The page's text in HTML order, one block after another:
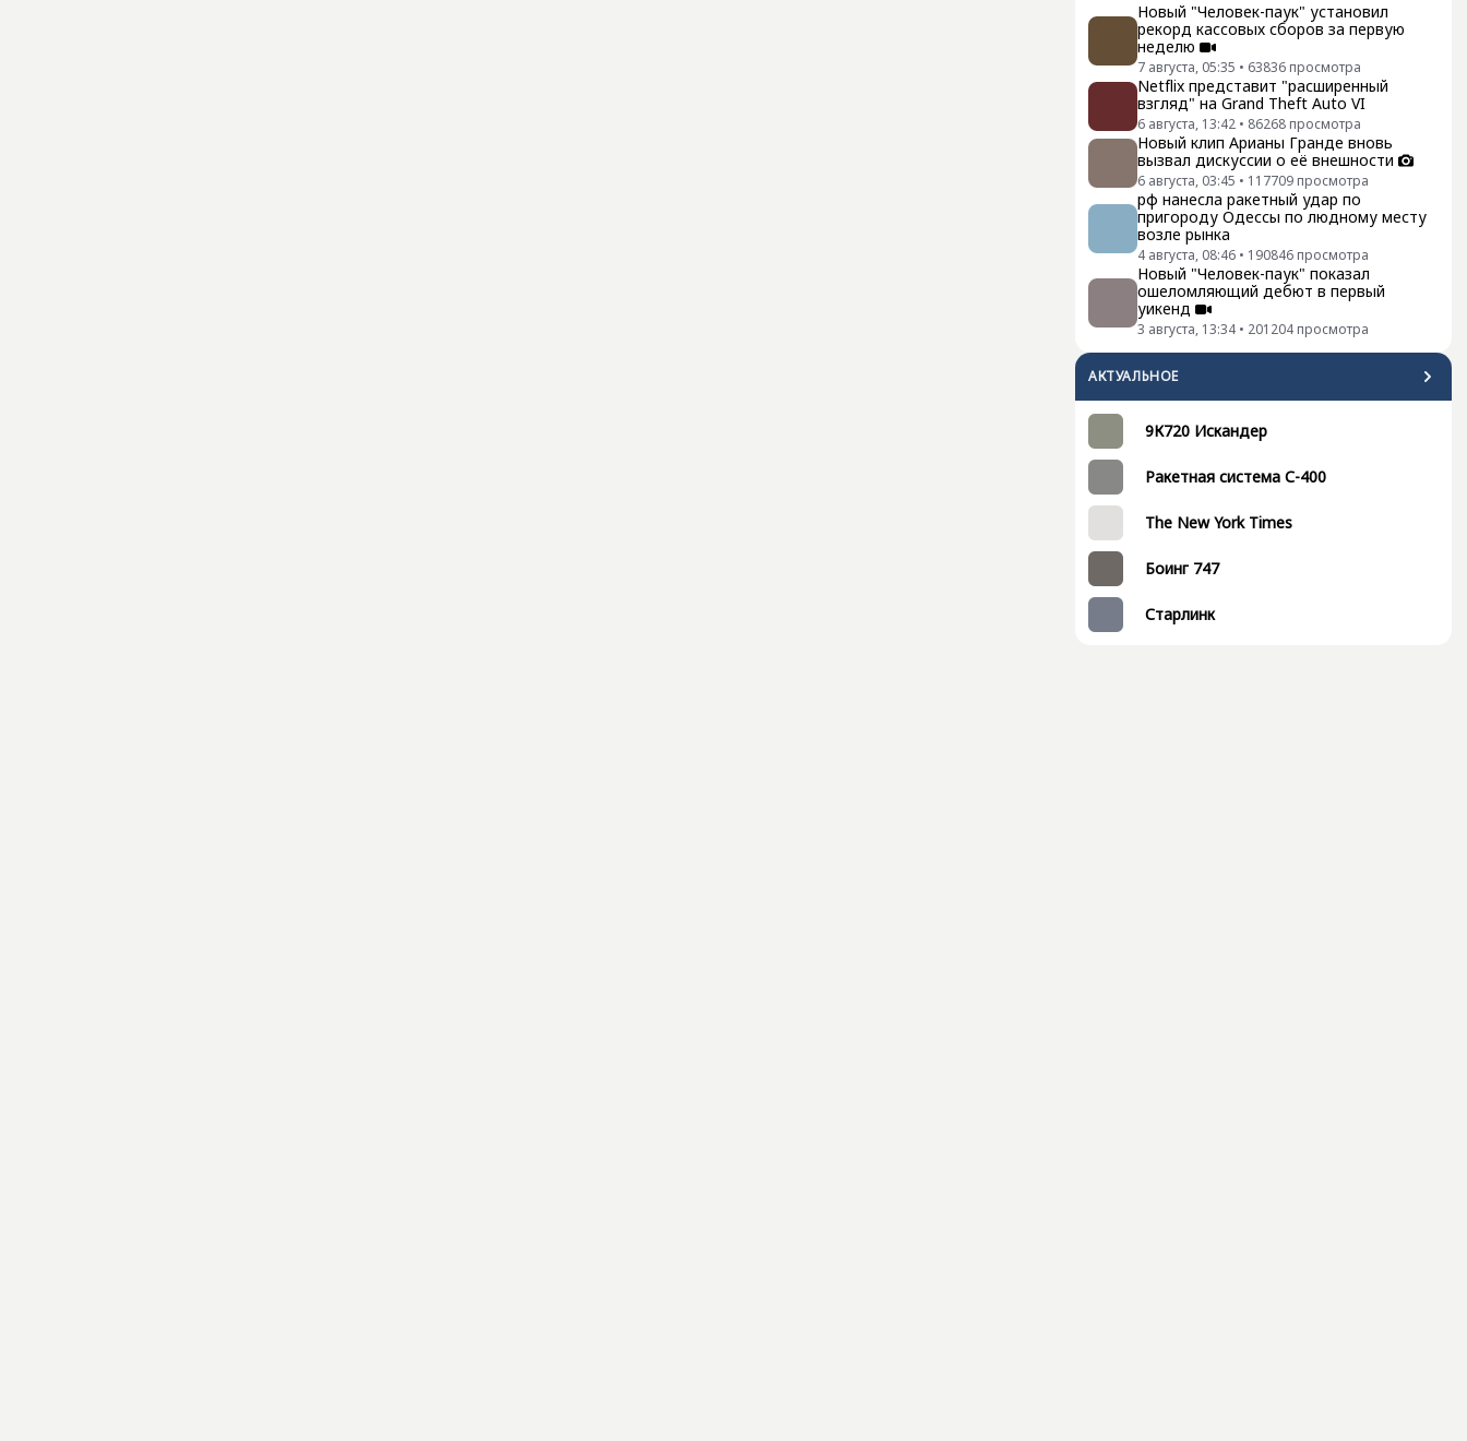
Новый "Человек-паук" установил
рекорд кассовых сборов за первую
неделю
7 августа, 05:35 • 63836 просмотра
Netflix представит "расширенный
взгляд" на Grand Theft Auto VI
6 августа, 13:42 • 86268 просмотра
Новый клип Арианы Гранде вновь
вызвал дискуссии о её внешности
6 августа, 03:45 • 117709 просмотра
рф нанесла ракетный удар по
пригороду Одессы по людному месту
возле рынка
4 августа, 08:46 • 190846 просмотра
Новый "Человек-паук" показал
ошеломляющий дебют в первый
уикенд
3 августа, 13:34 • 201204 просмотра
АКТУАЛЬНОЕ
9К720 Искандер
Ракетная система С-400
The New York Times
Боинг 747
Старлинк